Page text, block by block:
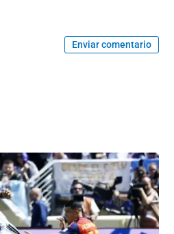
Enviar comentario